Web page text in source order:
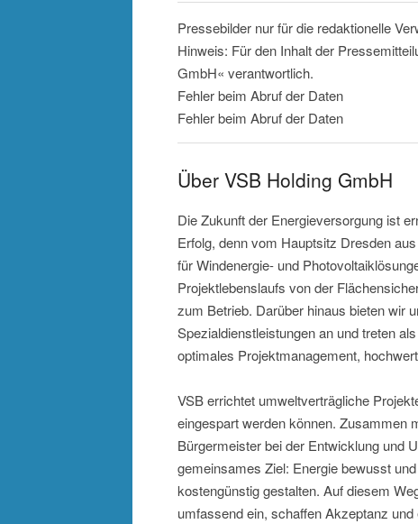
Pressebilder nur für die redaktionelle
Hinweis: Für den Inhalt der
GmbH« verantwortlich.
Fehler beim Abruf der Daten
Fehler beim Abruf der Daten
Über VSB Holding GmbH
Die Zukunft der Energieversorgung ist
Erfolg, denn vom Hauptsitz Dresden
für Windenergie- und
Projektlebenslaufs von der
zum Betrieb. Darüber hinaus bieten wir
Spezialdienstleistungen an und treten
optimales Projektmanagement,
VSB errichtet umweltverträgliche
eingespart werden können. Zusammen
Bürgermeister bei der Entwicklung und
gemeinsames Ziel: Energie bewusst
kostengünstig gestalten. Auf diesem
umfassend ein, schaffen Akzeptanz